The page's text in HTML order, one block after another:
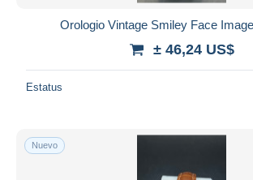
Orologio Vintage Smiley Face
± 46,24 US$
Estatus
Nuevo